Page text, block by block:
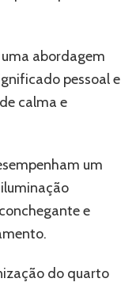
abordagem
pessoal e
calma e
um
e
do quarto